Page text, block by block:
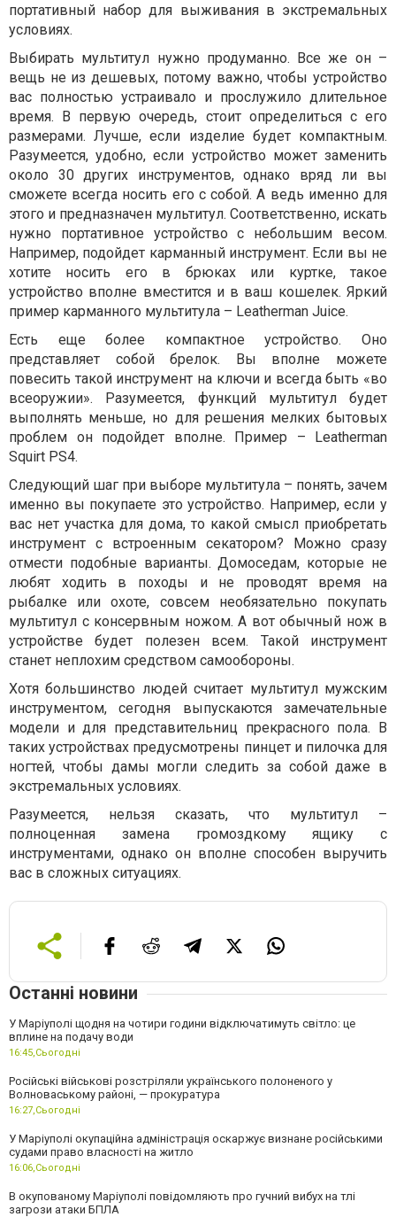
портативный набор для выживания в экстремальных
условиях.
Выбирать мультитул нужно продуманно. Все же он –
вещь не из дешевых, потому важно, чтобы устройство
вас полностью устраивало и прослужило длительное
время. В первую очередь, стоит определиться с его
размерами. Лучше, если изделие будет компактным.
Разумеется, удобно, если устройство может заменить
около 30 других инструментов, однако вряд ли вы
сможете всегда носить его с собой. А ведь именно для
этого и предназначен мультитул. Соответственно, искать
нужно портативное устройство с небольшим весом.
Например, подойдет карманный инструмент. Если вы не
хотите носить его в брюках или куртке, такое
устройство вполне вместится и в ваш кошелек. Яркий
пример карманного мультитула – Leatherman Juice.
Есть еще более компактное устройство. Оно
представляет собой брелок. Вы вполне можете
повесить такой инструмент на ключи и всегда быть «во
всеоружии». Разумеется, функций мультитул будет
выполнять меньше, но для решения мелких бытовых
проблем он подойдет вполне. Пример – Leatherman
Squirt PS4.
Следующий шаг при выборе мультитула – понять, зачем
именно вы покупаете это устройство. Например, если у
вас нет участка для дома, то какой смысл приобретать
инструмент с встроенным секатором? Можно сразу
отмести подобные варианты. Домоседам, которые не
любят ходить в походы и не проводят время на
рыбалке или охоте, совсем необязательно покупать
мультитул с консервным ножом. А вот обычный нож в
устройстве будет полезен всем. Такой инструмент
станет неплохим средством самообороны.
Хотя большинство людей считает мультитул мужским
инструментом, сегодня выпускаются замечательные
модели и для представительниц прекрасного пола. В
таких устройствах предусмотрены пинцет и пилочка для
ногтей, чтобы дамы могли следить за собой даже в
экстремальных условиях.
Разумеется, нельзя сказать, что мультитул –
полноценная замена громоздкому ящику с
инструментами, однако он вполне способен выручить
вас в сложных ситуациях.
Останні новини
У Маріуполі щодня на чотири години відключатимуть світло: це
вплине на подачу води
16:45,Сьогодні
Російські військові розстріляли українського полоненого у
Волноваському районі, — прокуратура
16:27,Сьогодні
У Маріуполі окупаційна адміністрація оскаржує визнане російськими
судами право власності на житло
16:06,Сьогодні
В окупованому Маріуполі повідомляють про гучний вибух на тлі
загрози атаки БПЛА